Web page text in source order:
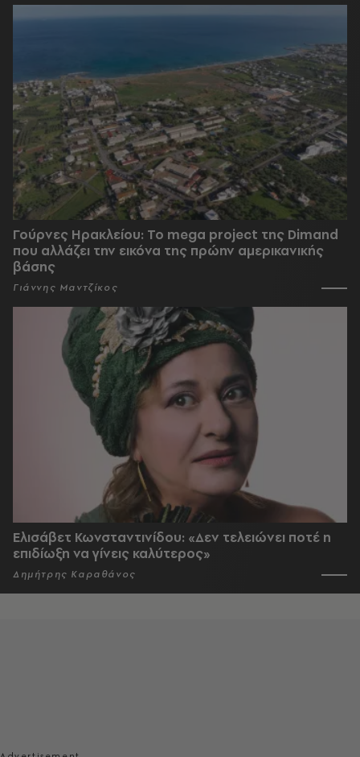
Γούρνες Ηρακλείου: To mega project της Dimand
που αλλάζει την εικόνα της πρώην αμερικανικής
βάσης
Γιάννης Μαντζίκος
Ελισάβετ Κωνσταντινίδου: «Δεν τελειώνει ποτέ η
επιδίωξη να γίνεις καλύτερος»
Δημήτρης Καραθάνος